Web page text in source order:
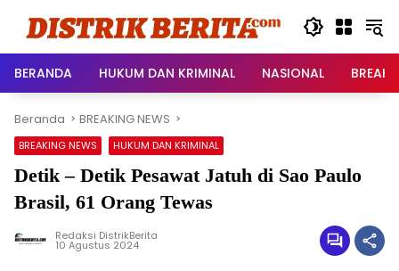
BERANDA
HUKUM DAN KRIMINAL NASIONAL
Beranda BREAKING NEWS
BREAKING NEWS HUKUM DAN KRIMINAL
Detik – Detik Pesawat Jatuh di Sao Paulo
Brasil, 61 Orang Tewas
Redaksi DistrikBerita
10 Agustus 2024